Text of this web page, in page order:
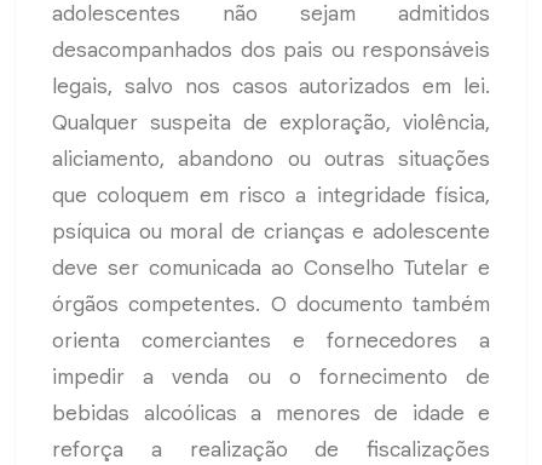
adolescentes não sejam admitidos
desacompanhados dos pais ou responsáveis
legais, salvo nos casos autorizados em lei.
Qualquer suspeita de exploração, violência,
aliciamento, abandono ou outras situações
que coloquem em risco a integridade física,
psíquica ou moral de crianças e adolescente
deve ser comunicada ao Conselho Tutelar e
órgãos competentes. O documento também
orienta comerciantes e fornecedores a
impedir a venda ou o fornecimento de
bebidas alcoólicas a menores de idade e
reforça a realização de fiscalizações